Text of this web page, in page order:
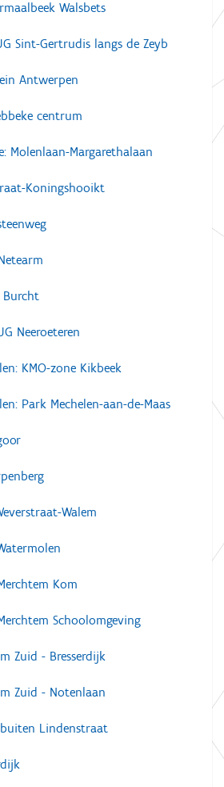
Walsbets
Sint-Gertrudis langs de Zeyb
Antwerpen
centrum
Molenlaan-Margarethalaan
Koningshooikt
Burcht
Neeroeteren
KMO-zone Kikbeek
Park Mechelen-aan-de-Maas
Walem
Kom
Schoolomgeving
Zuid - Bresserdijk
Zuid - Notenlaan
Lindenstraat